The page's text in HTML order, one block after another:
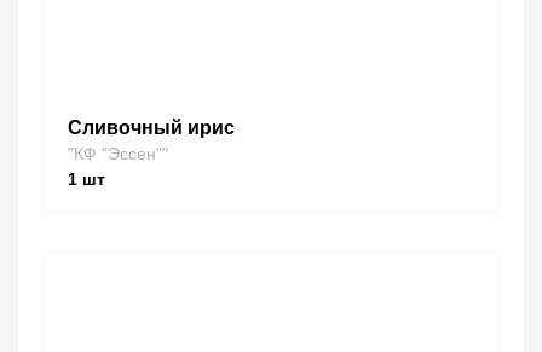
Сливочный ирис
"КФ "Эссен""
1 шт